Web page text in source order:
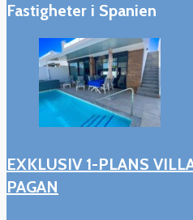
Fastigheter i Spanien
EXKLUSIV 1-PLANS
PAGAN